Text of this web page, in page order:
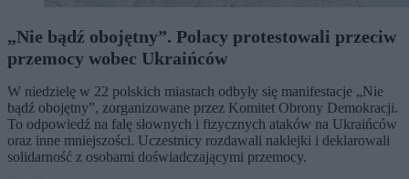
„Nie bądź obojętny”. Polacy protestowali przeciw
przemocy wobec Ukraińców
W niedzielę w 22 polskich miastach odbyły się manifestacje „Nie
bądź obojętny”, zorganizowane przez Komitet Obrony Demokracji.
To odpowiedź na falę słownych i fizycznych ataków na Ukraińców
oraz inne mniejszości. Uczestnicy rozdawali naklejki i deklarowali
solidarność z osobami doświadczającymi przemocy.